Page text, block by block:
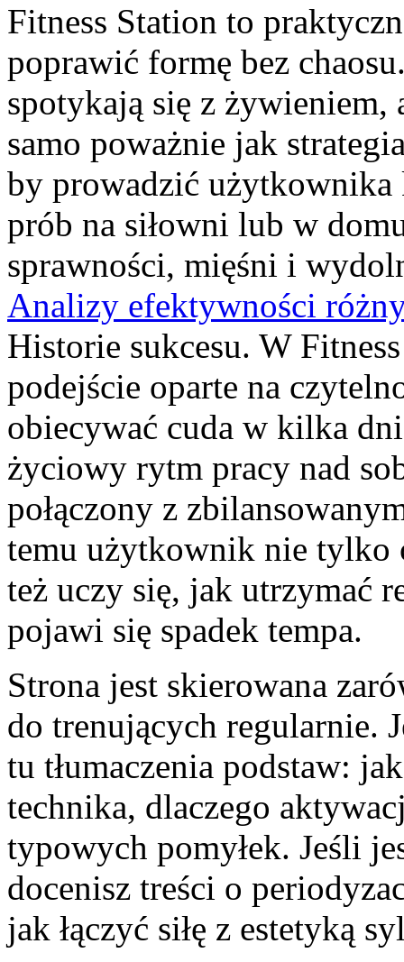
Fitness Station to
poprawić formę bez
spotykają się z żywieniem,
samo poważnie jak
by prowadzić
prób na siłowni lub w
sprawności, mięśni i
Analizy efektywności
Historie sukcesu. W
podejście oparte na
obiecywać cuda w kilka
życiowy rytm pracy nad
połączony z
temu użytkownik nie tylko
też uczy się, jak utrzymać
pojawi się spadek tempa.
Strona jest skierowana
do trenujących regularnie.
tu tłumaczenia podstaw:
technika, dlaczego
typowych pomyłek. Jeśli
docenisz treści o
jak łączyć siłę z estetyką